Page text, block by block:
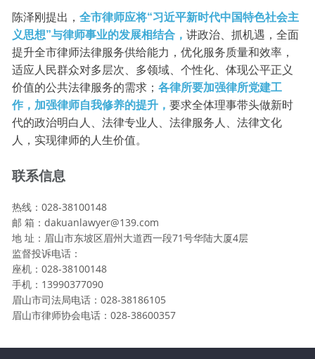
陈泽刚提出，全市律师应将“习近平新时代中国特色社会主
义思想”与律师事业的发展相结合，讲政治、抓机遇，全面
提升全市律师法律服务供给能力，优化服务质量和效率，
适应人民群众对多层次、多领域、个性化、体现公平正义
价值的公共法律服务的需求；各律所要加强律所党建工
作，加强律师自我修养的提升，要求全体理事带头做新时
代的政治明白人、法律专业人、法律服务人、法律文化
人，实现律师的人生价值。
联系信息
热线：028-38100148
邮 箱：dakuanlawyer@139.com
地 址：眉山市东坡区眉州大道西一段71号华陆大厦4层
监督投诉电话：
座机：028-38100148
手机：13990377090
眉山市司法局电话：028-38186105
眉山市律师协会电话：028-38600357